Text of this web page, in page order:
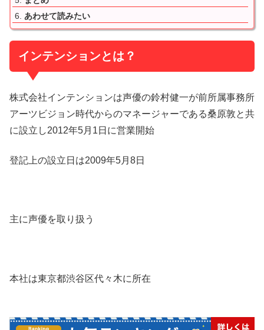
あわせて読みたい
インテンションとは？
株式会社インテンションは声優の鈴村健一が前所属事務所
アーツビジョン時代からのマネージャーである桑原敦と共
に設立し2012年5月1日に営業開始
登記上の設立日は2009年5月8日
主に声優を取り扱う
本社は東京都渋谷区代々木に所在